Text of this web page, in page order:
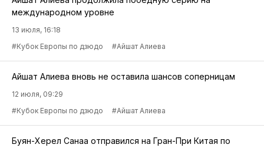
международном уровне
13 июля, 16:18
#Кубок Европы по дзюдо
#Айшат Алиева
Айшат Алиева вновь не оставила шансов соперницам
12 июля, 09:29
#Кубок Европы по дзюдо
#Айшат Алиева
Буян-Херел Санаа отправился на Гран-При Китая по